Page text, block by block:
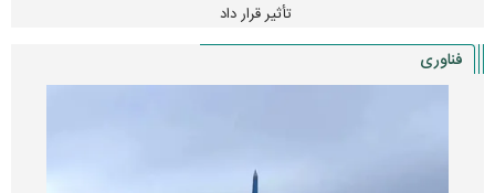
تأثیر قرار داد
فناوری